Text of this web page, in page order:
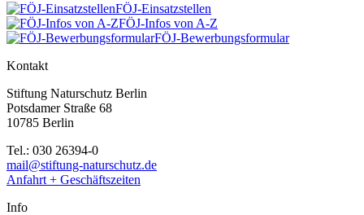
FÖJ-Einsatzstellen
FÖJ-Infos von A-Z
FÖJ-Bewerbungsformular
Kontakt
Stiftung Naturschutz Berlin
Potsdamer Straße 68
10785 Berlin
Tel.: 030 26394-0
mail@stiftung-naturschutz.de
Anfahrt + Geschäftszeiten
Info